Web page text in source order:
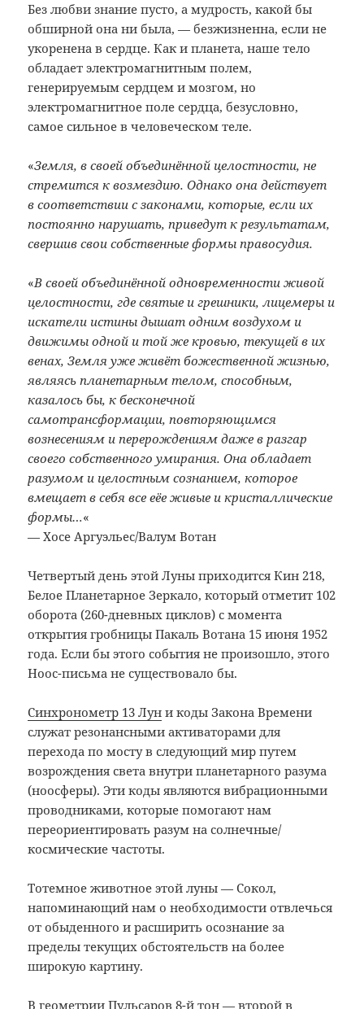
Без любви знание пусто, а мудрость, какой бы
обширной она ни была, — безжизненна, если не
укоренена в сердце. Как и планета, наше тело
обладает электромагнитным полем,
генерируемым сердцем и мозгом, но
электромагнитное поле сердца, безусловно,
самое сильное в человеческом теле.
«Земля, в своей объединённой целостности, не
стремится к возмездию. Однако она действует
в соответствии с законами, которые, если их
постоянно нарушать, приведут к результатам,
свершив свои собственные формы правосудия.
«В своей объединённой одновременности живой
целостности, где святые и грешники, лицемеры и
искатели истины дышат одним воздухом и
движимы одной и той же кровью, текущей в их
венах, Земля уже живёт божественной жизнью,
являясь планетарным телом, способным,
казалось бы, к бесконечной
самотрансформации, повторяющимся
вознесениям и перерождениям даже в разгар
своего собственного умирания. Она обладает
разумом и целостным сознанием, которое
вмещает в себя все еёе живые и кристаллические
формы…«
— Хосе Аргуэльес/Валум Вотан
Четвертый день этой Луны приходится Кин 218,
Белое Планетарное Зеркало, который отметит 102
оборота (260-дневных циклов) с момента
открытия гробницы Пакаль Вотана 15 июня 1952
года. Если бы этого события не произошло, этого
Ноос-письма не существовало бы.
Синхронометр 13 Лун и коды Закона Времени
служат резонансными активаторами для
перехода по мосту в следующий мир путем
возрождения света внутри планетарного разума
(ноосферы). Эти коды являются вибрационными
проводниками, которые помогают нам
переориентировать разум на солнечные/
космические частоты.
Тотемное животное этой луны — Сокол,
напоминающий нам о необходимости отвлечься
от обыденного и расширить осознание за
пределы текущих обстоятельств на более
широкую картину.
В геометрии Пульсаров 8-й тон — второй в